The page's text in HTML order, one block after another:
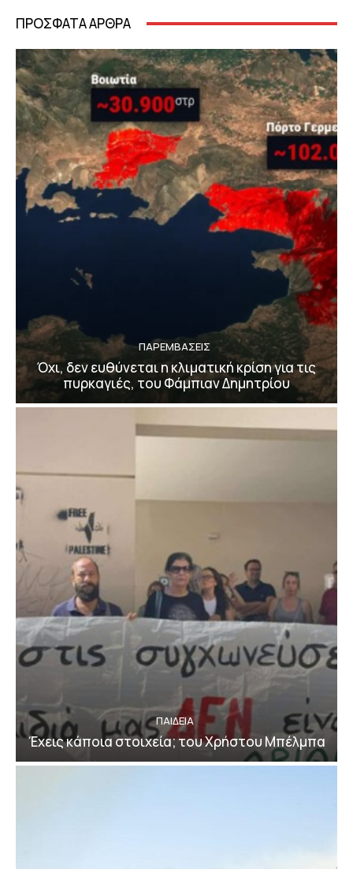
ΠΡΟΣΦΑΤΑ ΑΡΘΡΑ
ΠΑΡΕΜΒΑΣΕΙΣ
Όχι, δεν ευθύνεται η κλιματική κρίση για τις
πυρκαγιές, του Φάμπιαν Δημητρίου
ΠΑΙΔΕΙΑ
Έχεις κάποια στοιχεία; του Χρήστου Μπέλμπα